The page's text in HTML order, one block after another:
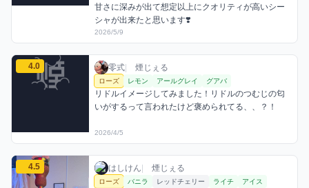
甘さに深みが出て想定以上にクオリティが高いシー
シャが出来たと思います❣️
2026/5/9
零式のローズミックスを見る
4.0 零式 / お店シーシャ / 2026年4月5日
零式| 煙じぇる
利用フレーバー
ローズ レモン アールグレイ グアバ
コメント
リドルイメージしてみました！リドルのつむじの匂
いがするって言われたけど褒められてる、、？！
評価
2026/4/5
はしけんのローズミックスを見る
4.5 はしけん / お店シーシャ / 2026年3月21日
はしけん| 煙じぇる
利用フレーバー
ローズ バニラ レッドチェリー ライチ アイス
コメント
評価